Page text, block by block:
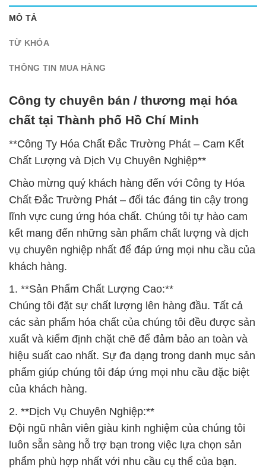
MÔ TẢ
TỪ KHÓA
THÔNG TIN MUA HÀNG
Công ty chuyên bán / thương mại hóa
chất tại Thành phố Hồ Chí Minh
**Công Ty Hóa Chất Đắc Trường Phát – Cam Kết
Chất Lượng và Dịch Vụ Chuyên Nghiệp**
Chào mừng quý khách hàng đến với Công ty Hóa
Chất Đắc Trường Phát – đối tác đáng tin cậy trong
lĩnh vực cung ứng hóa chất. Chúng tôi tự hào cam
kết mang đến những sản phẩm chất lượng và dịch
vụ chuyên nghiệp nhất để đáp ứng mọi nhu cầu của
khách hàng.
1. **Sản Phẩm Chất Lượng Cao:**
Chúng tôi đặt sự chất lượng lên hàng đầu. Tất cả
các sản phẩm hóa chất của chúng tôi đều được sản
xuất và kiểm định chặt chẽ để đảm bảo an toàn và
hiệu suất cao nhất. Sự đa dạng trong danh mục sản
phẩm giúp chúng tôi đáp ứng mọi nhu cầu đặc biệt
của khách hàng.
2. **Dịch Vụ Chuyên Nghiệp:**
Đội ngũ nhân viên giàu kinh nghiệm của chúng tôi
luôn sẵn sàng hỗ trợ bạn trong việc lựa chọn sản
phẩm phù hợp nhất với nhu cầu cụ thể của bạn.